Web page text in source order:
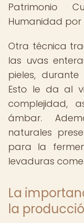
Patrimonio
Humanidad por
Otra técnica
las uvas
pieles,
Esto le da al
complejidad,
ámbar.
naturales
para la
levaduras
La
la